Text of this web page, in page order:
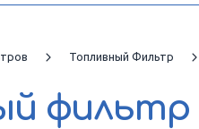
Топливный Фильтр
фильтр